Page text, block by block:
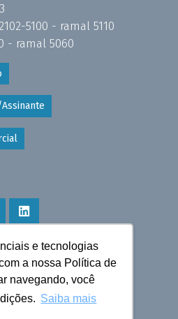
e tecnologias
a nossa Política de
navegando, você
Saiba mais
5100 - ramal 5110
- ramal 5060